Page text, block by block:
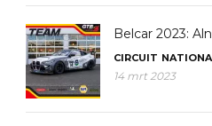
Belcar 2023:
CIRCUIT
14 mrt 2023